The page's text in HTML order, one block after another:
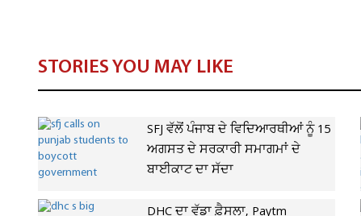
STORIES YOU MAY LIKE
SFJ ਵੱਲੋਂ ਪੰਜਾਬ ਦੇ ਵਿਦਿਆਰਥੀਆਂ ਨੂੰ 15
ਅਗਸਤ ਦੇ ਸਰਕਾਰੀ ਸਮਾਗਮਾਂ ਦੇ
ਬਾਈਕਾਟ ਦਾ ਸੱਦਾ
DHC ਦਾ ਵੱਡਾ ਫ਼ੈਸਲਾ, Paytm